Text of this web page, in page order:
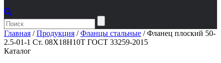
Главная /Продукция /Фланцы стальные /Фланец плоский 50-
2.5-01-1 Ст. 08Х18Н10Т ГОСТ 33259-2015
Каталог